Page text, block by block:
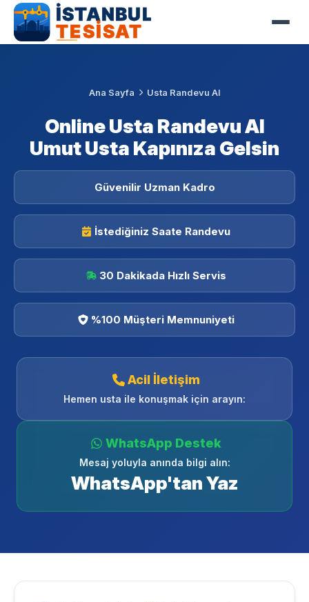
Ana Sayfa Usta Randevu Al
Online Usta Randevu Al
Umut Usta Kapınıza Gelsin
Güvenilir Uzman Kadro
İstediğiniz Saate Randevu
30 Dakikada Hızlı Servis
%100 Müşteri Memnuniyeti
Acil İletişim
Hemen usta ile konuşmak için arayın:
WhatsApp Destek
Mesaj yoluyla anında bilgi alın:
WhatsApp'tan Yaz